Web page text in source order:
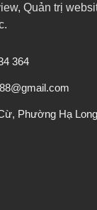
Quản trị
364
Phường Hạ